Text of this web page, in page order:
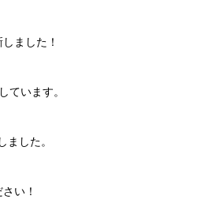
ました！
ています。
ました。
い！